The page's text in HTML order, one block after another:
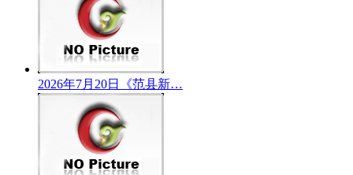
2026年7月20日《范县新…